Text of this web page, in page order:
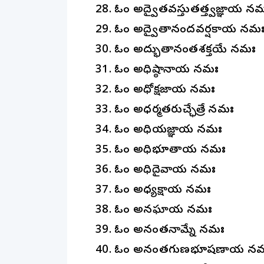
28. ఓం అద్వైతవస్తుతత్త్వజ్ఞాయ
29. ఓం అద్వైతానందవర్షకాయ నమః
30. ఓం అద్భుతానంతశక్తయే నమః
31. ఓం అధిష్ఠానాయ నమః
32. ఓం అధోక్షజాయ నమః
33. ఓం అధర్మతరుచ్ఛేత్రే నమః
34. ఓం అధియజ్ఞాయ నమః
35. ఓం అధిభూతాయ నమః
36. ఓం అధిదైవాయ నమః
37. ఓం అధ్యక్షాయ నమః
38. ఓం అనఘాయ నమః
39. ఓం అనంతనామ్నే నమః
40. ఓం అనంతగుణభూషణాయ